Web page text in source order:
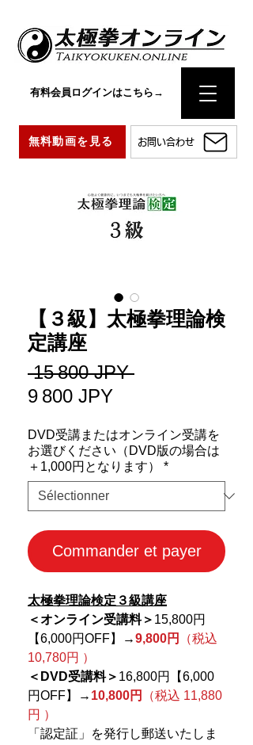
お問い合わせ
無料動画を見る
有料会員ログインはこちら→
【３級】太極拳理論検
定講座
15 800 JPY Prix
9 800 JPYPrix
DVD受講またはオンライン受講を
お選びください（DVD版の場合は
＋1,000円となります）
*
Commander et payer
太極拳理論検定３級講座
＜オンライン受講料＞ 15,800円
【6,000円OFF】
→9,800円
（税込
10,780円 ）
＜DVD受講料＞ 16,800円【6,000
円OFF】→ 10,800円
（税込 11,880
円 ）
「認定証」を発行し郵送いたしま